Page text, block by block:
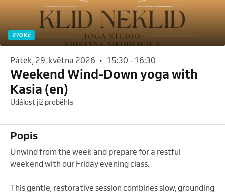
270 Kč
pátek, 29. května 2026 • 15:30 - 16:30
Weekend Wind-Down yoga with
Kasia (en)
Událost již proběhla
Popis
Unwind from the week and prepare for a restful
weekend with our Friday evening class.
This gentle, restorative session combines slow, grounding